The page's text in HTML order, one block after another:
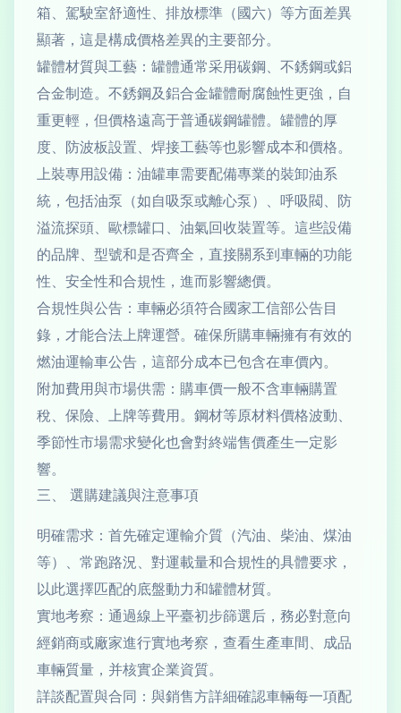
箱、駕駛室舒適性、排放標準（國六）等方面差異
顯著，這是構成價格差異的主要部分。
罐體材質與工藝：罐體通常采用碳鋼、不銹鋼或鋁
合金制造。不銹鋼及鋁合金罐體耐腐蝕性更強，自
重更輕，但價格遠高于普通碳鋼罐體。罐體的厚
度、防波板設置、焊接工藝等也影響成本和價格。
上裝專用設備：油罐車需要配備專業的裝卸油系
統，包括油泵（如自吸泵或離心泵）、呼吸閥、防
溢流探頭、歐標罐口、油氣回收裝置等。這些設備
的品牌、型號和是否齊全，直接關系到車輛的功能
性、安全性和合規性，進而影響總價。
合規性與公告：車輛必須符合國家工信部公告目
錄，才能合法上牌運營。確保所購車輛擁有有效的
燃油運輸車公告，這部分成本已包含在車價內。
附加費用與市場供需：購車價一般不含車輛購置
稅、保險、上牌等費用。鋼材等原材料價格波動、
季節性市場需求變化也會對終端售價產生一定影
響。
三、 選購建議與注意事項
明確需求：首先確定運輸介質（汽油、柴油、煤油
等）、常跑路況、對運載量和合規性的具體要求，
以此選擇匹配的底盤動力和罐體材質。
實地考察：通過線上平臺初步篩選后，務必對意向
經銷商或廠家進行實地考察，查看生產車間、成品
車輛質量，并核實企業資質。
詳談配置與合同：與銷售方詳細確認車輛每一項配